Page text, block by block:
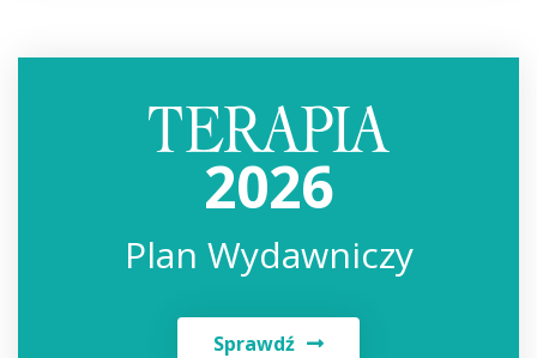
2026
Plan Wydawniczy
Sprawdź